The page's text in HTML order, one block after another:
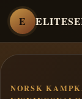
E
NORSK